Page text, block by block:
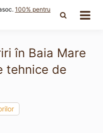
100% pentru
în Baia Mare
tehnice de